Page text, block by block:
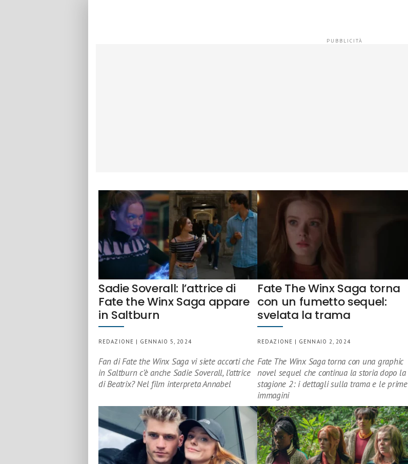
Sadie Soverall: l’attrice di
Fate the Winx Saga appare
in Saltburn
REDAZIONE | GENNAIO 5, 2024
Fan di Fate the Winx Saga vi siete accorti che
in Saltburn c’è anche Sadie Soverall, l’attrice
di Beatrix? Nel film interpreta Annabel
Fate The Winx Saga torna
con un fumetto sequel:
svelata la trama
REDAZIONE | GENNAIO 2, 2024
Fate The Winx Saga torna con una graphic
novel sequel che continua la storia dopo la
stagione 2: i dettagli sulla trama e le prime
immagini